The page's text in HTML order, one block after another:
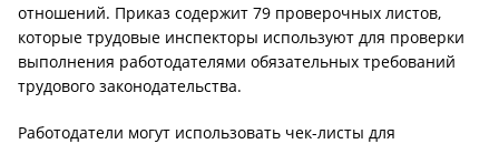
отношений. Приказ содержит 79 проверочных листов,
которые трудовые инспекторы используют для проверки
выполнения работодателями обязательных требований
трудового законодательства.
Работодатели могут использовать чек-листы для